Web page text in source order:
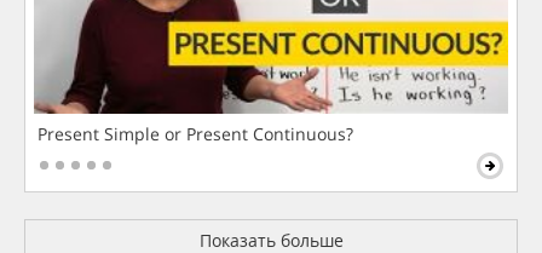
Present Simple or Present Continuous?
Показать больше